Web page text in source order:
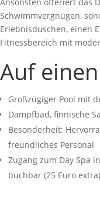
Schwimmvergnügen,
Erlebnisduschen, einen
Fitnessbereich mit
Auf
Großzügiger Pool mit
Dampfbad, finnische
Besonderheit:
freundliches Personal
Zugang zum Day Spa
buchbar (25 Euro extra)